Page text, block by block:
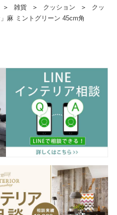
＞ 雑貨 ＞ クッション ＞
クッ
麻 ミントグリーン 45cm角